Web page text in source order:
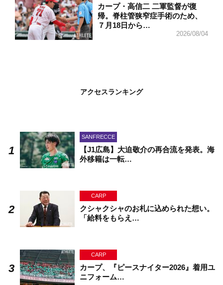
カープ・高信二 二軍監督が復
帰。脊柱管狭窄症手術のため、
７月18日から…
2026/08/04
アクセスランキング
SANFRECCE
【J1広島】大迫敬介の再合流を発表。海
外移籍は一転…
CARP
クシャクシャのお札に込められた想い。
「給料をもらえ…
CARP
カープ、『ピースナイター2026』着用ユ
ニフォーム…